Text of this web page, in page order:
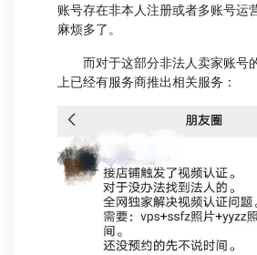
账号存在非本人注册或者多账号运
麻烦多了。
而对于这部分非法人卖家账号
上已经有服务商推出相关服务：